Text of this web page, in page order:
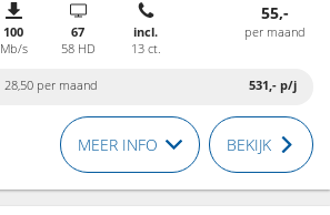
100
Mb/s
67
58 HD
incl.
13 ct.
55,-
per maand
28,50 per maand 531,- p/j
MEER INFO BEKIJK